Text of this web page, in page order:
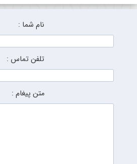
نام شما :
تلفن تماس :
متن پیغام :